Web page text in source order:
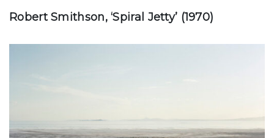
Robert Smithson, ‘Spiral Jetty’ (1970)